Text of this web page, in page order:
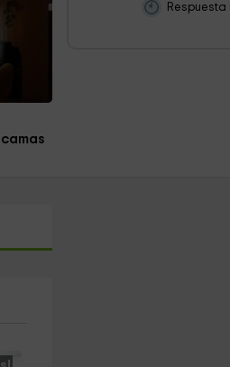
Respuesta
camas